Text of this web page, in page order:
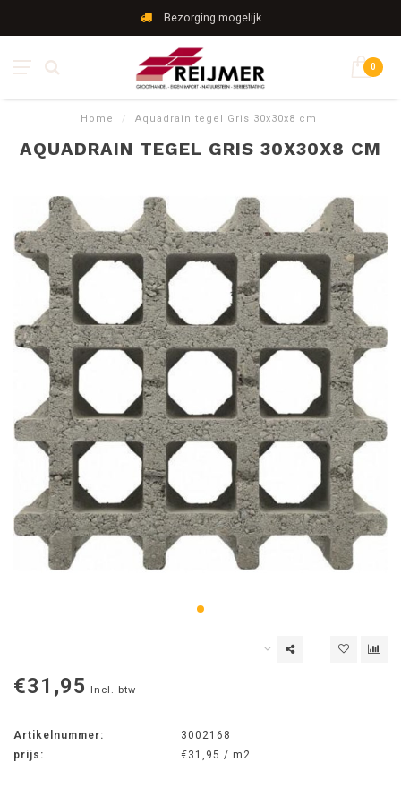
Bezorging mogelijk
0
Home / Aquadrain tegel Gris 30x30x8 cm
AQUADRAIN TEGEL GRIS 30X30X8 CM
€31,95 Incl. btw
Artikelnummer:
3002168
prijs:
€31,95 / m2